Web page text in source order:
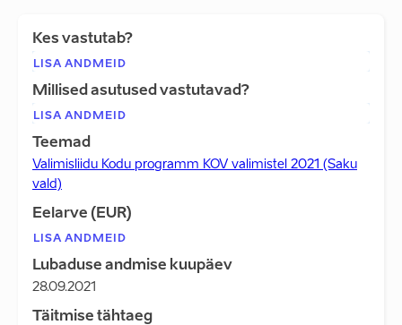
Kes vastutab?
LISA ANDMEID
Millised asutused vastutavad?
LISA ANDMEID
Teemad
Valimisliidu Kodu programm KOV valimistel 2021 (Saku
vald)
Eelarve (EUR)
LISA ANDMEID
Lubaduse andmise kuupäev
28.09.2021
Täitmise tähtaeg